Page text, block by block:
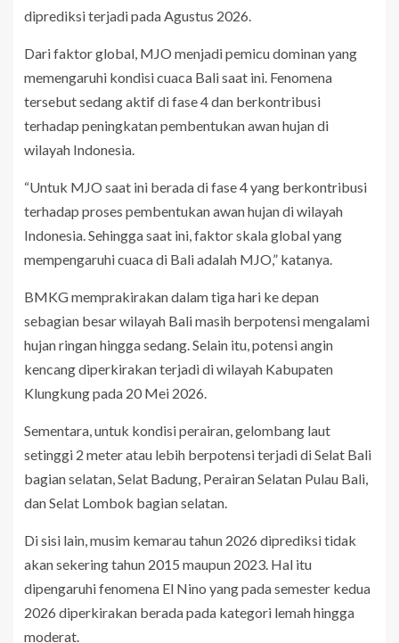
diprediksi terjadi pada Agustus 2026.
Dari faktor global, MJO menjadi pemicu dominan yang
memengaruhi kondisi cuaca Bali saat ini. Fenomena
tersebut sedang aktif di fase 4 dan berkontribusi
terhadap peningkatan pembentukan awan hujan di
wilayah Indonesia.
“Untuk MJO saat ini berada di fase 4 yang berkontribusi
terhadap proses pembentukan awan hujan di wilayah
Indonesia. Sehingga saat ini, faktor skala global yang
mempengaruhi cuaca di Bali adalah MJO,” katanya.
BMKG memprakirakan dalam tiga hari ke depan
sebagian besar wilayah Bali masih berpotensi mengalami
hujan ringan hingga sedang. Selain itu, potensi angin
kencang diperkirakan terjadi di wilayah Kabupaten
Klungkung pada 20 Mei 2026.
Sementara, untuk kondisi perairan, gelombang laut
setinggi 2 meter atau lebih berpotensi terjadi di Selat Bali
bagian selatan, Selat Badung, Perairan Selatan Pulau Bali,
dan Selat Lombok bagian selatan.
Di sisi lain, musim kemarau tahun 2026 diprediksi tidak
akan sekering tahun 2015 maupun 2023. Hal itu
dipengaruhi fenomena El Nino yang pada semester kedua
2026 diperkirakan berada pada kategori lemah hingga
moderat.